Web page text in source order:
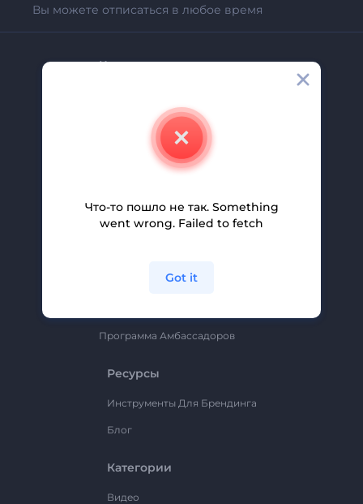
Вы можете отписаться в любое время
Компания
Свяжитесь С Нами
Помощь И Поддержка
Партнерская Программа
Политика Конфиденциальности
Программа Амбассадоров
Ресурсы
Инструменты Для Брендинга
Блог
Категории
Видео
Что-то пошло не так. Something
went wrong. Failed to fetch
Got it